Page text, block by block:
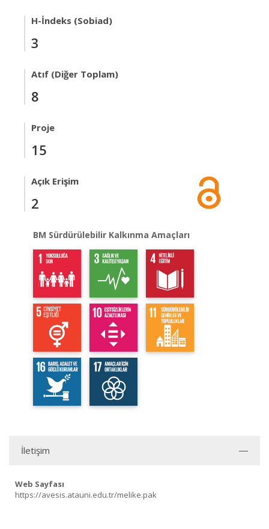
H-İndeks (Sobiad)
3
Atıf (Diğer Toplam)
8
Proje
15
Açık Erişim
2
BM Sürdürülebilir Kalkınma Amaçları
İletişim
Web Sayfası
https://avesis.atauni.edu.tr/melike.pak